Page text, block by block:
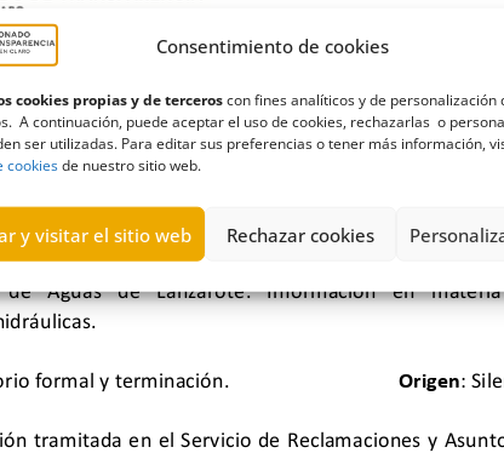
Consentimiento de cookies
cookies propias y de terceroscon fines analíticos y de personalización
A continuación, puede aceptar el uso de cookies, rechazarlas o
ser utilizadas. Para editar sus preferencias o tener más información,
cookiesde nuestro sitio web.
y visitar el sitio web Rechazar cookies